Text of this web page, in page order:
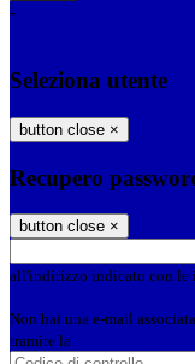
-
Seleziona utente
button close ×
Recupero
button close ×
all'indirizzo indicato con le
Non hai una e-mail
tramite la